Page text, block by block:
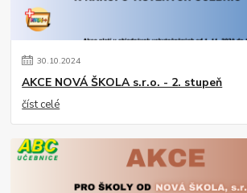
30.10.2024
AKCE NOVÁ ŠKOLA s.r.o. - 2. stupeň
číst celé